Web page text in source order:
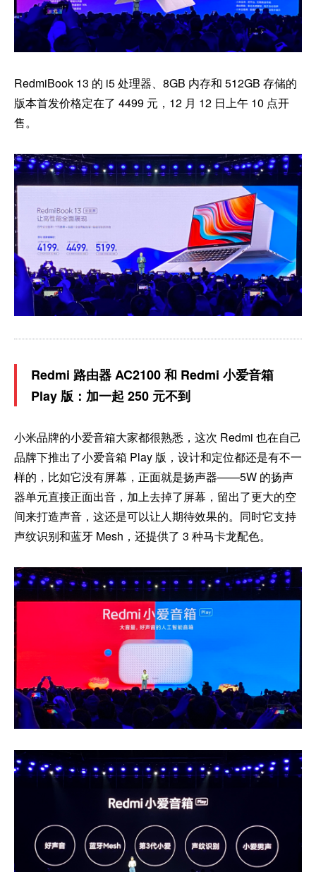
RedmiBook 13 的 i5 处理器、8GB 内存和 512GB 存储的
版本首发价格定在了 4499 元，12 月 12 日上午 10 点开
售。
Redmi 路由器 AC2100 和 Redmi 小爱音箱
Play 版：加一起 250 元不到
小米品牌的小爱音箱大家都很熟悉，这次 Redmi 也在自己
品牌下推出了小爱音箱 Play 版，设计和定位都还是有不一
样的，比如它没有屏幕，正面就是扬声器——5W 的扬声
器单元直接正面出音，加上去掉了屏幕，留出了更大的空
间来打造声音，这还是可以让人期待效果的。同时它支持
声纹识别和蓝牙 Mesh，还提供了 3 种马卡龙配色。